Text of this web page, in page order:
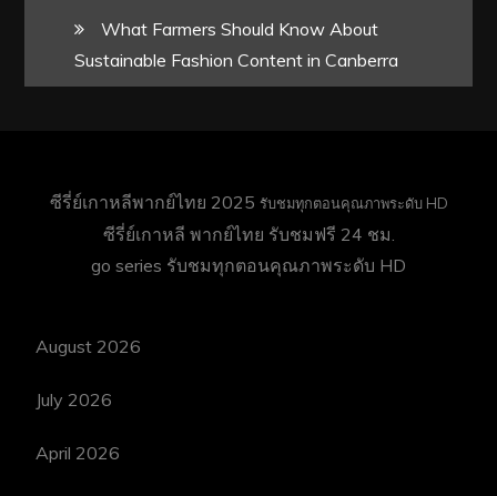
What Farmers Should Know About
Sustainable Fashion Content in Canberra
ซีรี่ย์เกาหลีพากย์ไทย 2025 รับชมทุกตอนคุณภาพระดับ HD
ซีรี่ย์เกาหลี พากย์ไทย รับชมฟรี 24 ชม.
go series รับชมทุกตอนคุณภาพระดับ HD
August 2026
July 2026
April 2026